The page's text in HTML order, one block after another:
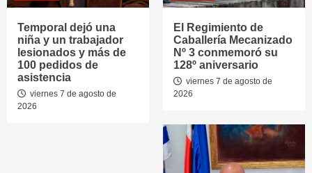
Temporal dejó una
niña y un trabajador
lesionados y más de
100 pedidos de
asistencia
viernes 7 de agosto de
2026
El Regimiento de
Caballería Mecanizado
Nº 3 conmemoró su
128º aniversario
viernes 7 de agosto de
2026